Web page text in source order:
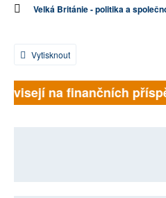
Velká Británie - politika a
Vytisknout
na finančních